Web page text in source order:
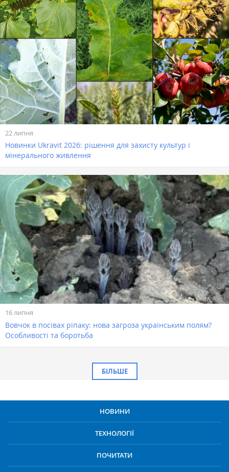
22 липня
Новинки Ukravit 2026: рішення для захисту культур і
мінерального живлення
16 липня
Вовчок в посівах ріпаку: нова загроза українським полям?
Особливості та боротьба
БІЛЬШЕ
НОВИНИ
ТЕХНОЛОГІЇ
ПОЧИТАТИ